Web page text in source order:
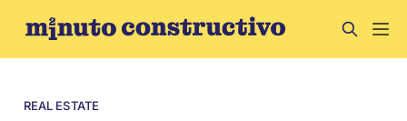
REAL ESTATE